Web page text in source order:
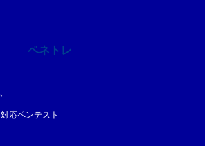
ペネトレ
応ペンテスト